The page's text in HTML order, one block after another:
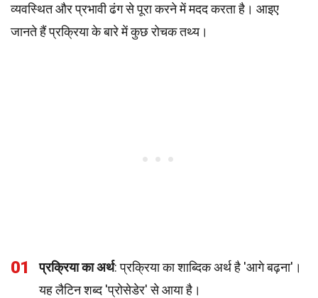
व्यवस्थित और प्रभावी ढंग से पूरा करने में मदद करता है। आइए
जानते हैं प्रक्रिया के बारे में कुछ रोचक तथ्य।
01 प्रक्रिया का अर्थ: प्रक्रिया का शाब्दिक अर्थ है 'आगे बढ़ना'।
यह लैटिन शब्द 'प्रोसेडेर' से आया है।